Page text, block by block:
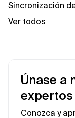
Sincronización
Ver todos
Únase a
expertos
Conozca y